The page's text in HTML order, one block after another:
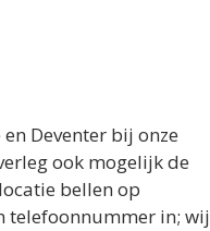
Deventer bij onze
ook mogelijk de
bellen op
telefoonnummer in; wij